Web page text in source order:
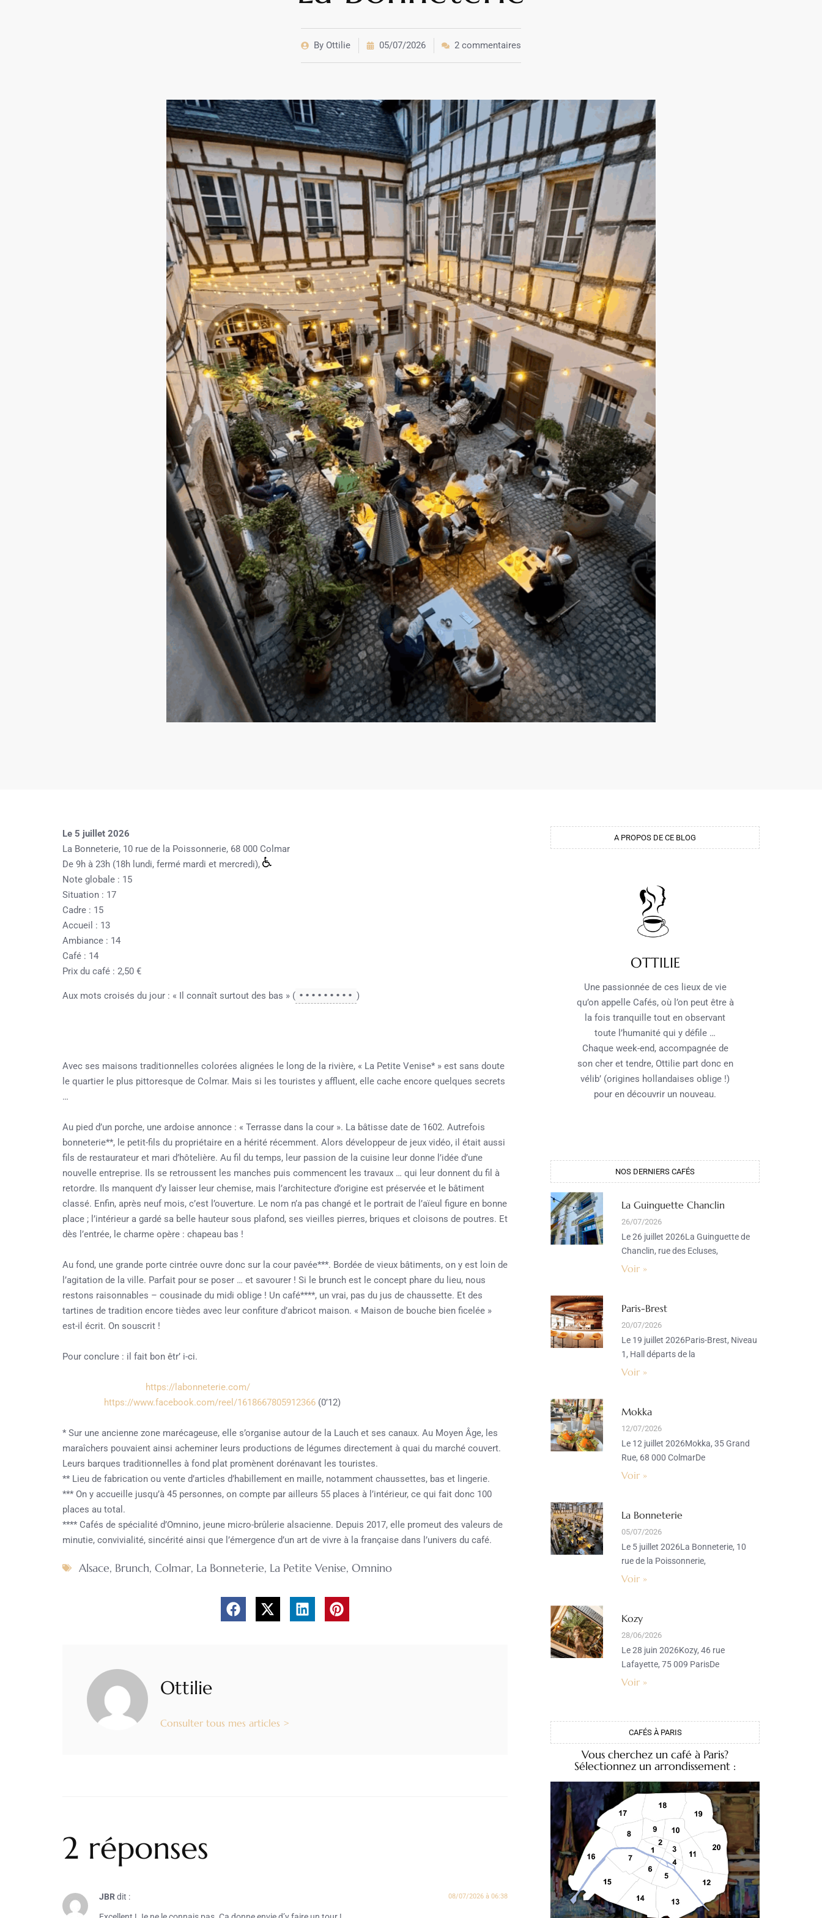
By Ottilie 05/07/2026 2 commentaires
Le 5 juillet 2026
La Bonneterie, 10 rue de la Poissonnerie, 68 000 Colmar
De 9h à 23h (18h lundi, fermé mardi et mercredi),
Note globale : 15
Situation : 17
Cadre : 15
Accueil : 13
Ambiance : 14
Café : 14
Prix du café : 2,50 €
Aux mots croisés du jour : « Il connaît surtout des bas » ( ••••••••• )
Avec ses maisons traditionnelles colorées alignées le long de la rivière, « La Petite Venise* » est sans doute
le quartier le plus pittoresque de Colmar. Mais si les touristes y affluent, elle cache encore quelques secrets
…
Au pied d’un porche, une ardoise annonce : « Terrasse dans la cour ». La bâtisse date de 1602. Autrefois
bonneterie**, le petit-fils du propriétaire en a hérité récemment. Alors développeur de jeux vidéo, il était aussi
fils de restaurateur et mari d’hôtelière. Au fil du temps, leur passion de la cuisine leur donne l’idée d’une
nouvelle entreprise. Ils se retroussent les manches puis commencent les travaux … qui leur donnent du fil à
retordre. Ils manquent d’y laisser leur chemise, mais l’architecture d’origine est préservée et le bâtiment
classé. Enfin, après neuf mois, c’est l’ouverture. Le nom n’a pas changé et le portrait de l’aïeul figure en bonne
place ; l’intérieur a gardé sa belle hauteur sous plafond, ses vieilles pierres, briques et cloisons de poutres. Et
dès l’entrée, le charme opère : chapeau bas !
Au fond, une grande porte cintrée ouvre donc sur la cour pavée***. Bordée de vieux bâtiments, on y est loin de
l’agitation de la ville. Parfait pour se poser … et savourer ! Si le brunch est le concept phare du lieu, nous
restons raisonnables – cousinade du midi oblige ! Un café****, un vrai, pas du jus de chaussette. Et des
tartines de tradition encore tièdes avec leur confiture d’abricot maison. « Maison de bouche bien ficelée »
est-il écrit. On souscrit !
Pour conclure : il fait bon êtr’ i-ci.
https://labonneterie.com/
https://www.facebook.com/reel/1618667805912366 (0’12)
* Sur une ancienne zone marécageuse, elle s’organise autour de la Lauch et ses canaux. Au Moyen Âge, les
maraîchers pouvaient ainsi acheminer leurs productions de légumes directement à quai du marché couvert.
Leurs barques traditionnelles à fond plat promènent dorénavant les touristes.
** Lieu de fabrication ou vente d’articles d’habillement en maille, notamment chaussettes, bas et lingerie.
*** On y accueille jusqu’à 45 personnes, on compte par ailleurs 55 places à l’intérieur, ce qui fait donc 100
places au total.
**** Cafés de spécialité d’Omnino, jeune micro-brûlerie alsacienne. Depuis 2017, elle promeut des valeurs de
minutie, convivialité, sincérité ainsi que l’émergence d’un art de vivre à la française dans l’univers du café.
Alsace, Brunch, Colmar, La Bonneterie, La Petite Venise, Omnino
Ottilie
Consulter tous mes articles >
2 réponses
JBRdit : 08/07/2026 à 06:38
A PROPOS DE CE BLOG
OTTILIE
Une passionnée de ces lieux de vie
qu’on appelle Cafés, où l’on peut être à
la fois tranquille tout en observant
toute l’humanité qui y défile …
Chaque week-end, accompagnée de
son cher et tendre, Ottilie part donc en
vélib’ (origines hollandaises oblige !)
pour en découvrir un nouveau.
NOS DERNIERS CAFÉS
La Guinguette Chanclin
26/07/2026
Le 26 juillet 2026La Guinguette de
Chanclin, rue des Ecluses,
Voir »
Paris-Brest
20/07/2026
Le 19 juillet 2026Paris-Brest, Niveau
1, Hall départs de la
Voir »
Mokka
12/07/2026
Le 12 juillet 2026Mokka, 35 Grand
Rue, 68 000 ColmarDe
Voir »
La Bonneterie
05/07/2026
Le 5 juillet 2026La Bonneterie, 10
rue de la Poissonnerie,
Voir »
Kozy
28/06/2026
Le 28 juin 2026Kozy, 46 rue
Lafayette, 75 009 ParisDe
Voir »
CAFÉS À PARIS
Vous cherchez un café à Paris?
Sélectionnez un arrondissement :